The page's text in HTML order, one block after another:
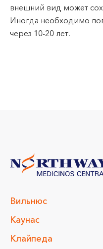
внешний вид может
Иногда необходимо
через 10-20 лет.
Вильнюс
Каунас
Клайпеда